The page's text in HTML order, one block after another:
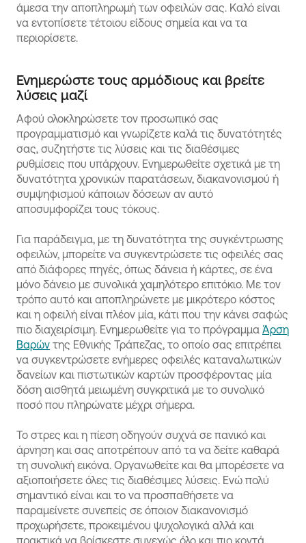
άμεσα την αποπληρωμή των οφειλών σας. Καλό είναι
να εντοπίσετε τέτοιου είδους σημεία και να τα
περιορίσετε.
Ενημερώστε τους αρμόδιους και βρείτε
λύσεις μαζί
Αφού ολοκληρώσετε τον προσωπικό σας
προγραμματισμό και γνωρίζετε καλά τις δυνατότητές
σας, συζητήστε τις λύσεις και τις διαθέσιμες
ρυθμίσεις που υπάρχουν. Ενημερωθείτε σχετικά με τη
δυνατότητα χρονικών παρατάσεων, διακανονισμού ή
συμψηφισμού κάποιων δόσεων αν αυτό
αποσυμφορίζει τους τόκους.
Για παράδειγμα, με τη δυνατότητα της συγκέντρωσης
οφειλών, μπορείτε να συγκεντρώσετε τις οφειλές σας
από διάφορες πηγές, όπως δάνεια ή κάρτες, σε ένα
μόνο δάνειο με συνολικά χαμηλότερο επιτόκιο. Με τον
τρόπο αυτό και αποπληρώνετε με μικρότερο κόστος
και η οφειλή είναι πλέον μία, κάτι που την κάνει σαφώς
πιο διαχειρίσιμη. Ενημερωθείτε για το πρόγραμμα Άρση
Βαρών της Εθνικής Τράπεζας, το οποίο σας επιτρέπει
να συγκεντρώσετε ενήμερες οφειλές καταναλωτικών
δανείων και πιστωτικών καρτών προσφέροντας μία
δόση αισθητά μειωμένη συγκριτικά με το συνολικό
ποσό που πληρώνατε μέχρι σήμερα.
Το στρες και η πίεση οδηγούν συχνά σε πανικό και
άρνηση και σας αποτρέπουν από τα να δείτε καθαρά
τη συνολική εικόνα. Οργανωθείτε και θα μπορέσετε να
αξιοποιήσετε όλες τις διαθέσιμες λύσεις. Ενώ πολύ
σημαντικό είναι και το να προσπαθήσετε να
παραμείνετε συνεπείς σε όποιον διακανονισμό
προχωρήσετε, προκειμένου ψυχολογικά αλλά και
πρακτικά να βρίσκεστε συνεχώς όλο και πιο κοντά